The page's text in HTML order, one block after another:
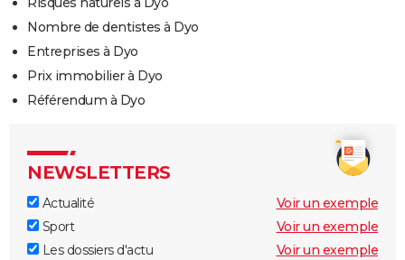
Nombre de dentistes à Dyo
Entreprises à Dyo
Prix immobilier à Dyo
Référendum à Dyo
NEWSLETTERS
Actualité
Voir un exemple
Sport
Voir un exemple
Les dossiers d'actu
Voir un exemple